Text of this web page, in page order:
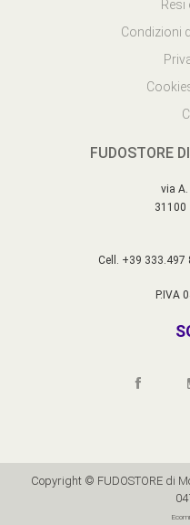
Condizioni
FUDOSTORE
via
31100
Cell. +39 333.497
P.IVA
Copyright © FUDOSTORE di